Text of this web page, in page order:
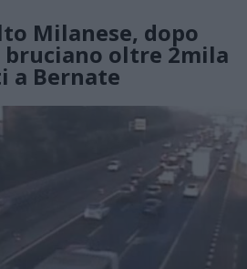
Milanese, dopo
bruciano oltre 2mila
a Bernate